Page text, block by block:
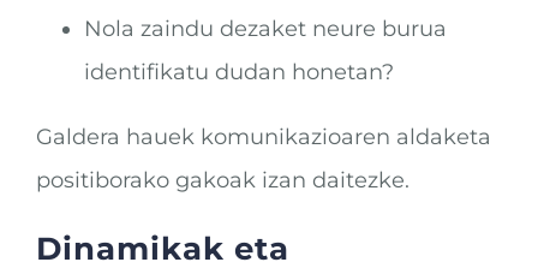
Nola zaindu dezaket neure burua
identifikatu dudan honetan?
Galdera hauek komunikazioaren aldaketa
positiborako gakoak izan daitezke.
Dinamikak eta